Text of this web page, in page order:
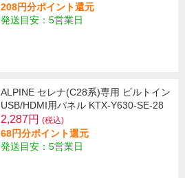
208円分ポイント還元
発送目安：5営業日
ALPINE セレナ(C28系)専用 ビルトイン
USB/HDMI用パネル KTX-Y630-SE-28
2,287円 (税込)
68円分ポイント還元
発送目安：5営業日